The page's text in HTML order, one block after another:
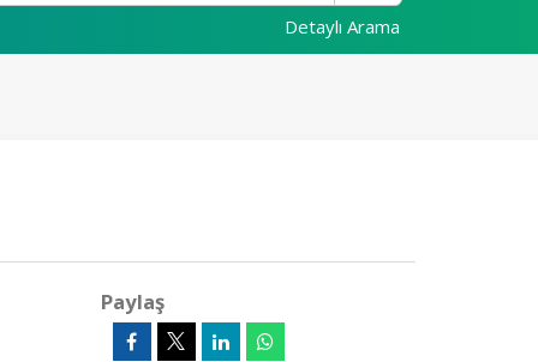
Detaylı Arama
Paylaş